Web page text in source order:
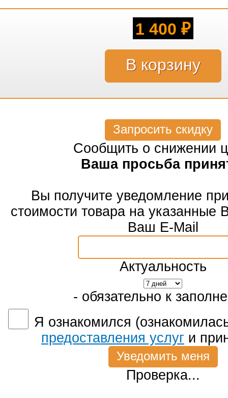
1 400 ₽
Запросить скидку
Сообщить о снижении
Ваша просьба
Вы получите уведомление
стоимости товара на указанные
Ваш E-Mail
Актуальность
- обязательно к
Я ознакомился
предоставления услуг и
Проверка...